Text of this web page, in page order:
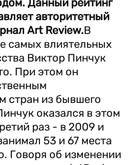
Данный рейтинг
авторитетный
Art Review.В
самых влиятельных
Виктор Пинчук
При этом он
стран из бывшего
оказался в этом
раз - в 2009 и
53 и 67 места
Говоря об изменении